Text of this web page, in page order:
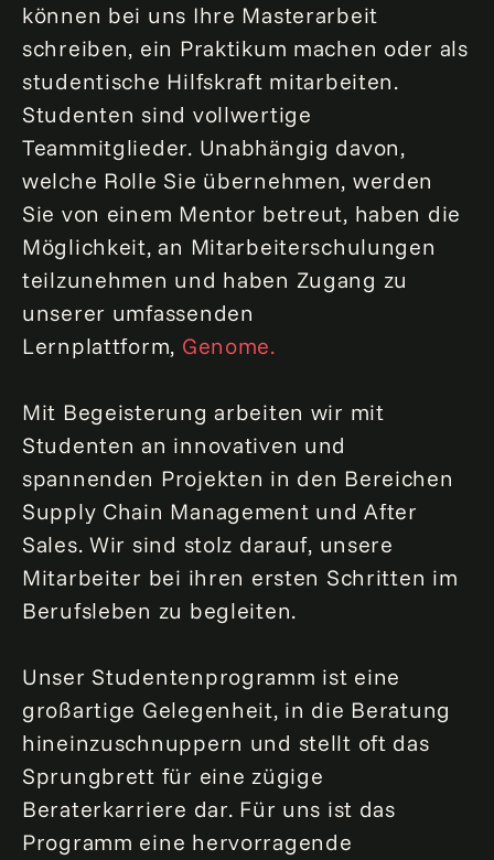
können bei uns Ihre Masterarbeit
schreiben, ein Praktikum machen oder als
studentische Hilfskraft mitarbeiten.
Studenten sind vollwertige
Teammitglieder. Unabhängig davon,
welche Rolle Sie übernehmen, werden
Sie von einem Mentor betreut, haben die
Möglichkeit, an Mitarbeiterschulungen
teilzunehmen und haben Zugang zu
unserer umfassenden
Lernplattform, Genome.
Mit Begeisterung arbeiten wir mit
Studenten an innovativen und
spannenden Projekten in den Bereichen
Supply Chain Management und After
Sales. Wir sind stolz darauf, unsere
Mitarbeiter bei ihren ersten Schritten im
Berufsleben zu begleiten.
Unser Studentenprogramm ist eine
großartige Gelegenheit, in die Beratung
hineinzuschnuppern und stellt oft das
Sprungbrett für eine zügige
Beraterkarriere dar. Für uns ist das
Programm eine hervorragende